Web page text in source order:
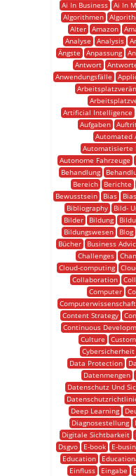
Ai In Business
Ai In
Algorithmen
Alter Amazon
Analyse
Analysis
Ängste
Anpassung
Antwort
Anwendungsfälle
Artificial Intelligence
Aufgaben
Automated
Automatisierte
Autonome Fahrzeuge
Behandlung
Bereich
Berichte
Bewusstsein
Bias
Bibliography
Bild-
Bilder
Bildung
Bildungswesen
Blog
Bücher
Business
Challenges
Cloud-computing
Collaboration
Computer
Content Strategy
Continuous
Culture
Cybersicherheit
Data Protection
Datenmengen
Datenschutz Und
Deep Learning
Diagnosestellung
Digitale Sichtbarkeit
Dsgvo
E-book E-
Education
Einfluss
Eingabe